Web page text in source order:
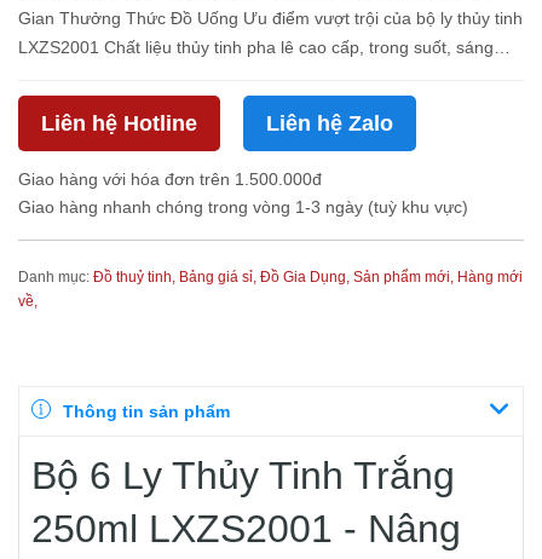
Gian Thưởng Thức Đồ Uống Ưu điểm vượt trội của bộ ly thủy tinh
LXZS2001 Chất liệu thủy tinh pha lê cao cấp, trong suốt, sáng
Liên hệ Hotline Liên hệ Zalo
Giao hàng với hóa đơn trên 1.500.000đ
Giao hàng nhanh chóng trong vòng 1-3 ngày (tuỳ khu vực)
Danh mục: Đồ thuỷ tinh, Bảng giá sỉ, Đồ Gia Dụng, Sản phẩm mới, Hàng mới
về,
Thông tin sản phẩm
Bộ 6 Ly Thủy Tinh Trắng
250ml LXZS2001 - Nâng